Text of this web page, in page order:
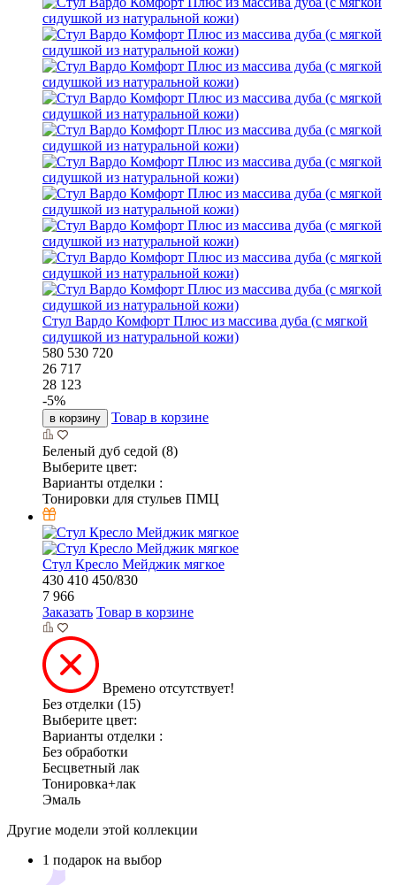
Стул Вардо Комфорт Плюс из массива дуба (с мягкой
сидушкой из натуральной кожи)
580 530 720
26 717
28 123
-5%
в корзину Товар в корзине
Беленый дуб седой (8)
Выберите цвет:
Варианты отделки :
Тонировки для стульев ПМЦ
Стул Кресло Мейджик мягкое
430 410 450/830
7 966
Заказать Товар в корзине
Времено отсутствует!
Без отделки (15)
Выберите цвет:
Варианты отделки :
Без обработки
Бесцветный лак
Тонировка+лак
Эмаль
Другие модели этой коллекции
1 подарок на выбор